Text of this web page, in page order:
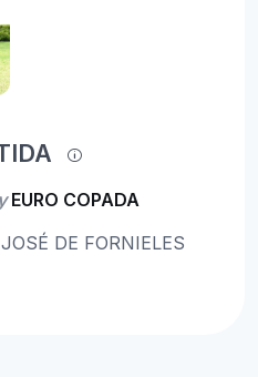
yEURO COPADA
DE FORNIELES